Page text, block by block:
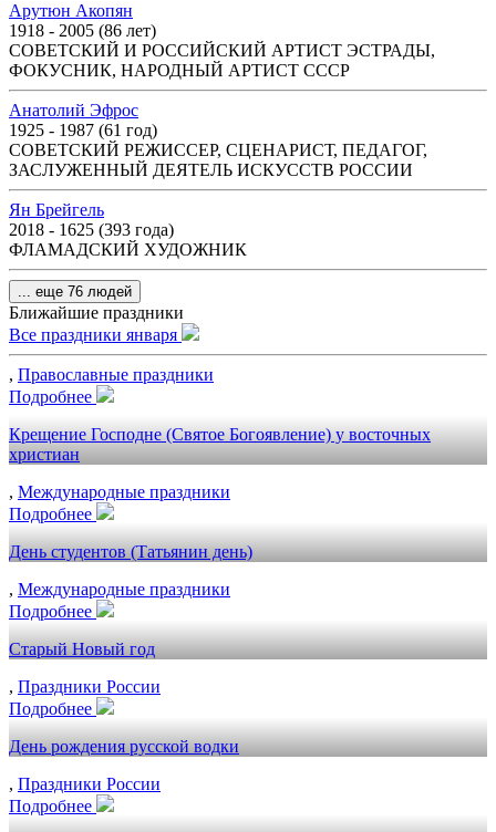
Арутюн Акопян
1918 - 2005 (86 лет)
СОВЕТСКИЙ И РОССИЙСКИЙ АРТИСТ ЭСТРАДЫ,
ФОКУСНИК, НАРОДНЫЙ АРТИСТ СССР
Анатолий Эфрос
1925 - 1987 (61 год)
СОВЕТСКИЙ РЕЖИССЕР, СЦЕНАРИСТ, ПЕДАГОГ,
ЗАСЛУЖЕННЫЙ ДЕЯТЕЛЬ ИСКУССТВ РОССИИ
Ян Брейгель
2018 - 1625 (393 года)
ФЛАМАДСКИЙ ХУДОЖНИК
... еще 76 людей
Ближайшие праздники
Все праздники января
, Православные праздники
Подробнее
Крещение Господне (Святое Богоявление) у восточных
христиан
, Международные праздники
Подробнее
День студентов (Татьянин день)
, Международные праздники
Подробнее
Старый Новый год
, Праздники России
Подробнее
День рождения русской водки
, Праздники России
Подробнее